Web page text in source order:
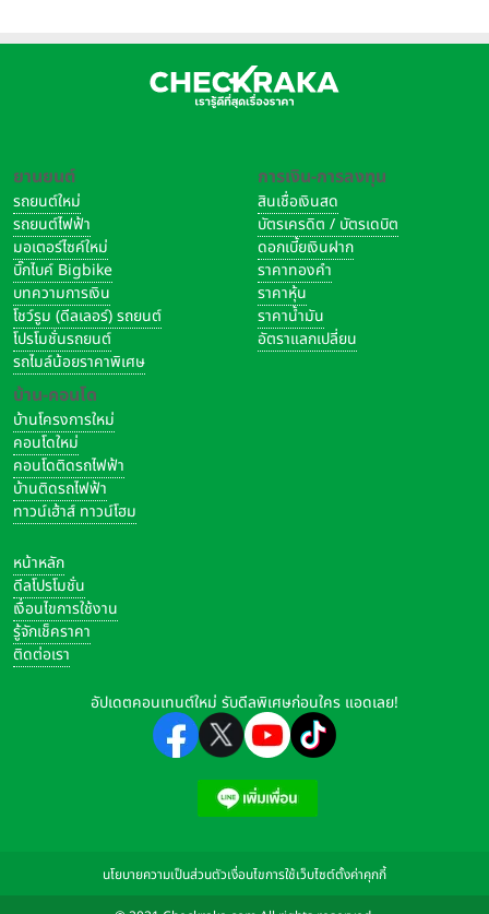
ยานยนต์
รถยนต์ใหม่
รถยนต์ไฟฟ้า
มอเตอร์ไซค์ใหม่
บิ๊กไบค์ Bigbike
บทความการเงิน
โชว์รูม (ดีลเลอร์) รถยนต์
โปรโมชั่นรถยนต์
รถไมล์น้อยราคาพิเศษ
บ้าน-คอนโด
บ้านโครงการใหม่
คอนโดใหม่
คอนโดติดรถไฟฟ้า
บ้านติดรถไฟฟ้า
ทาวน์เฮ้าส์ ทาวน์โฮม
การเงิน-การลงทุน
สินเชื่อเงินสด
บัตรเครดิต / บัตรเดบิต
ดอกเบี้ยเงินฝาก
ราคาทองคำ
ราคาหุ้น
ราคาน้ำมัน
อัตราแลกเปลี่ยน
หน้าหลัก
ดีลโปรโมชั่น
เงื่อนไขการใช้งาน
รู้จักเช็คราคา
ติดต่อเรา
อัปเดตคอนเทนต์ใหม่ รับดีลพิเศษก่อนใคร แอดเลย!
นโยบายความเป็นส่วนตัวเงื่อนไขการใช้เว็บไซต์ตั้งค่าคุกกี้